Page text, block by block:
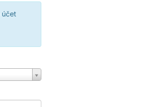
účet